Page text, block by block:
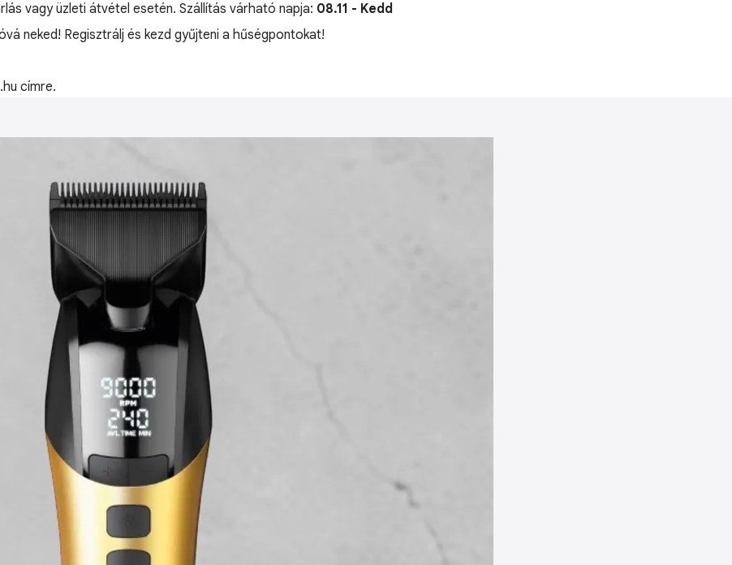
vagy üzleti átvétel esetén. Szállítás várható napja: 08.11 - Kedd
neked! Regisztrálj és kezd gyűjteni a hűségpontokat!
címre.